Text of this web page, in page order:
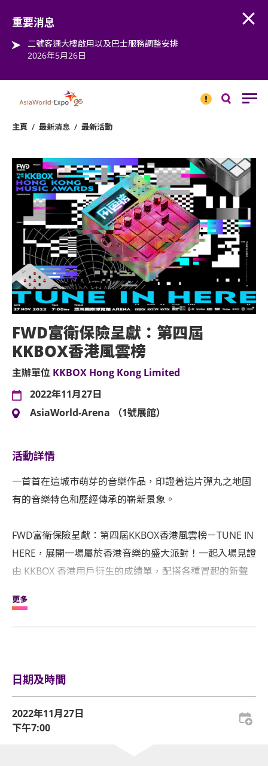
重要消息
二號客運大樓啟用以及巴士服務調整安排
2026年5月26日
消息
主頁 / 最新消息 / 最新活動
FWD富衛保險呈獻：第四屆
KKBOX香港風雲榜
主辦單位 KKBOX Hong Kong Limited
2022年11月27日
AsiaWorld-Arena （1號展館）
活動詳情
一首首在這城巿萌芽的音樂作品，印證着這片彈丸之地固
有的音樂特色和歷經傳承的嶄新景象。
FWD富衛保險呈獻：第四屆KKBOX香港風雲榜－TUNE IN
HERE，展開一場屬於香港音樂的盛大派對！一起入場見證
由 KKBOX 香港用戶衍生的成績單，配搭各種冒起的新聲
11月27日，務必 Tune in, here！
更多
日期及時間
2022年11月27日
下午7:00